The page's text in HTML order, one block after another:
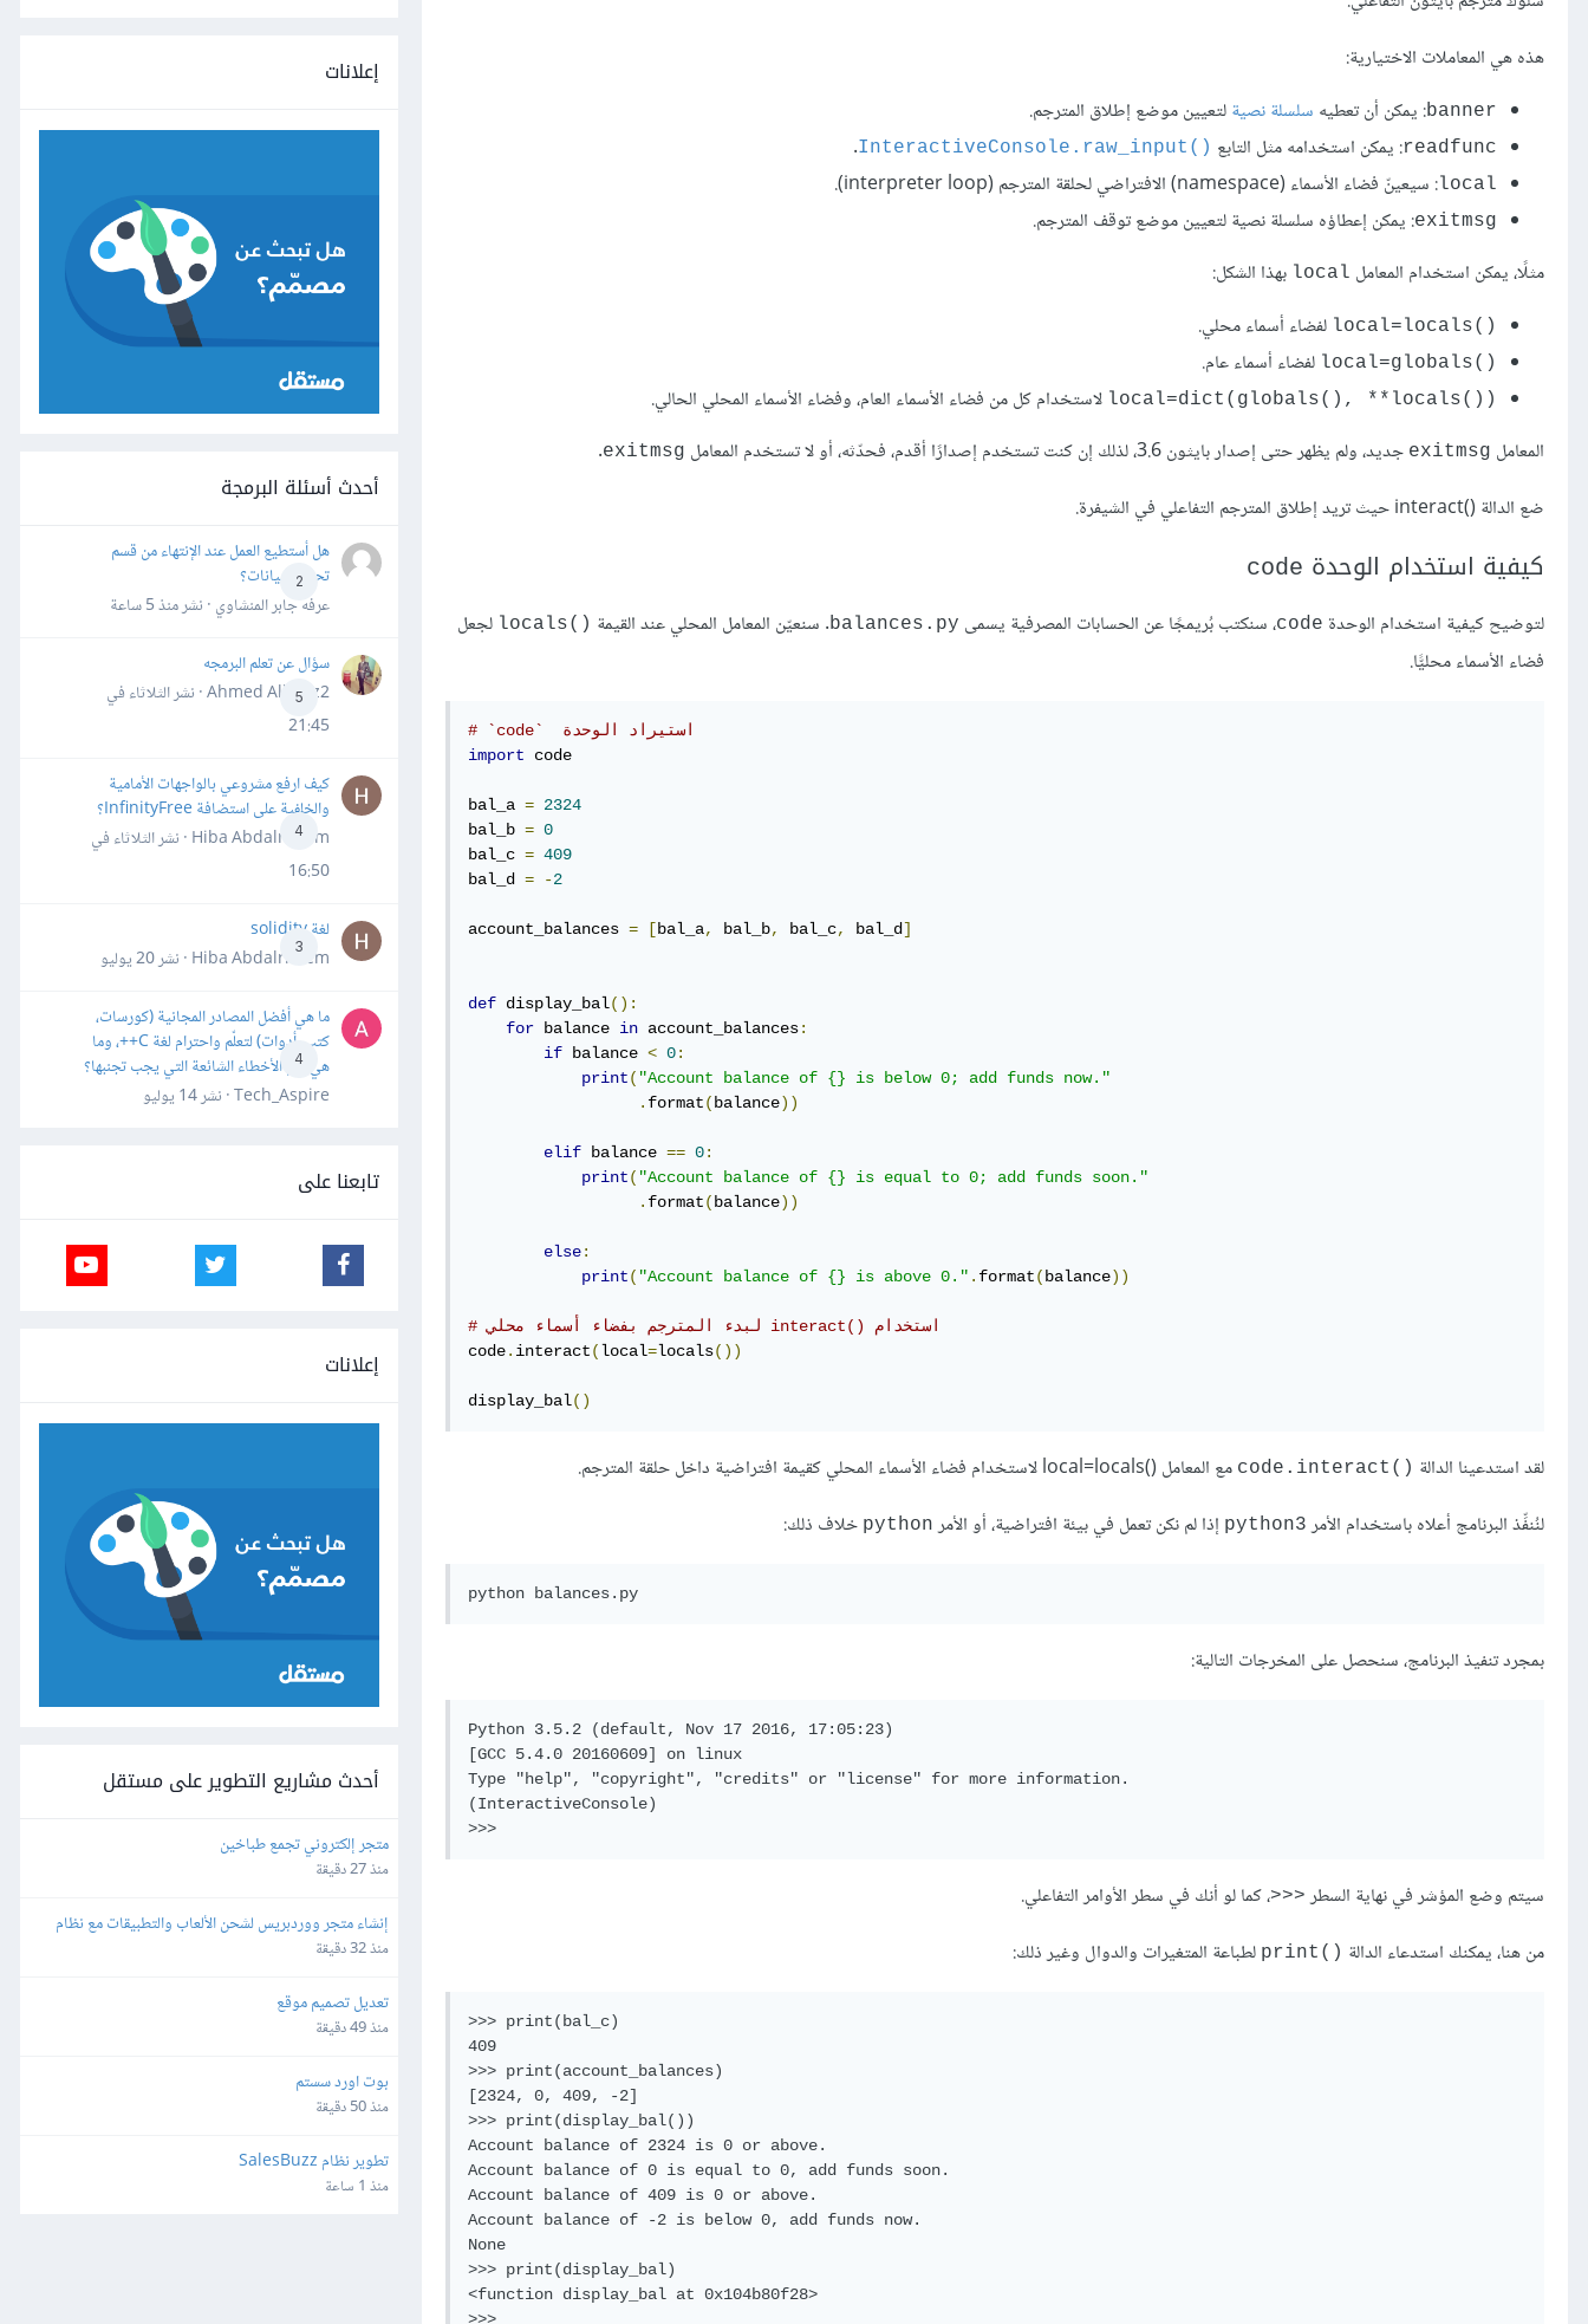
هذه هي المعاملات الاختيارية:
banner: يمكن أن تعطيه سلسلة نصيةلتعيين موضع إطلاق المترجم.
readfunc: يمكن استخدامه مثل التابع InteractiveConsole.raw_input‎()‎
.
local: سيعينّ فضاء الأسماء (namespace) الافتراضي لحلقة المترجم (interpreter loop).
exitmsg: يمكن إعطاؤه سلسلة نصية لتعيين موضع توقف المترجم.
مثلًا، يمكن استخدام المعامل local بهذا الشكل:
local=locals()‎ لفضاء أسماء محلي.
local=globals()‎ لفضاء أسماء عام.
local=dict(globals(), **locals())‎ لاستخدام كل من فضاء الأسماء العام، وفضاء الأسماء المحلي الحالي.
المعامل exitmsg جديد، ولم يظهر حتى إصدار بايثون 3.6، لذلك إن كنت تستخدم إصدارًا أقدم، فحدّثه، أو لا تستخدم المعامل exitmsg
.
ضع الدالة interact()‎‎ حيث تريد إطلاق المترجم التفاعلي في الشيفرة.
كيفية استخدام الوحدة code
لتوضيح كيفية استخدام الوحدة code، سنكتب بُريمجًا عن الحسابات المصرفية يسمى balances.py. سنعيّن المعامل المحلي عند القيمة locals()‎‎‎ لجعل
فضاء الأسماء محليًّا.
import code
bal_a = 2324
bal_b = 0
bal_c = 409
bal_d = -2
account_balances = [bal_a, bal_b, bal_c, bal_d]
def display_bal():
for balance in account_balances:
if balance < 0:
print( "Account balance of {} is below 0; add funds now."
. format( balance))
elif balance == 0:
print( "Account balance of {} is equal to 0; add funds soon."
. format( balance))
else:
print( "Account balance of {} is above 0." . format( balance))
# لبدء المترجم بفضاء أسماء محلي interact()‎‎‎ استخدام
code. interact(local=locals())
display_bal()
لقد استدعينا الدالة code.interact()‎‎‎ مع المعامل local=locals()
لاستخدام فضاء الأسماء المحلي كقيمة افتراضية داخل حلقة المترجم.
لنُنفِّذ البرنامج أعلاه باستخدام الأمر python3 إذا لم نكن تعمل في بيئة افتراضية، أو الأمر python خلاف ذلك:
بمجرد تنفيذ البرنامج، سنحصل على المخرجات التالية:
Python 3.5.2 (default, Nov 17 2016, 17:05:23)
[GCC 5.4.0 20160609] on linux
Type "help", "copyright", "credits" or "license" for more information.
(InteractiveConsole)
سيتم وضع المؤشر في نهاية السطر ‎>>>‎، كما لو أنك في سطر الأوامر التفاعلي.
من هنا، يمكنك استدعاء الدالة print()‎ لطباعة المتغيرات والدوال وغير ذلك:
>>> print(bal_c)
409
>>> print(account_balances)
[2324, 0, 409, -2]
>>> print(display_bal())
Account balance of 2324 is 0 or above.
Account balance of 0 is equal to 0, add funds soon.
Account balance of 409 is 0 or above.
Account balance of -2 is below 0, add funds now.
None
>>> print(display_bal)
<function display_bal at 0x104b80f28>
إعلانات
أحدث أسئلة البرمجة
2
هل أستطيع العمل عند الإنتهاء من قسم
تحليل البيانات؟
عرفه جابر المنشاوي · نشرمنذ 5 ساعة
5
سؤال عن تعلم البرمجه
Ahmed Alhafiz2 · نشر
الثلاثاء في
21:45
4
كيف ارفع مشروعي بالواجهات الأمامية
والخلفية على استضافة InfinityFree؟
Hiba Abdalrheem · نشر
الثلاثاء في
16:50
3
لغة solidity
Hiba Abdalrheem · نشر
20 يوليو
4
ما هي أفضل المصادر المجانية (كورسات،
كتب، أدوات) لتعلّم واحترام لغة C++، وما
هي أهم الأخطاء الشائعة التي يجب تجنبها؟
Tech_Aspire · نشر
14 يوليو
تابعنا على
إعلانات
أحدث مشاريع التطوير على مستقل
متجر إلكتروني تجمع طباخين
منذ 27 دقيقة
محفظة وتعدد طرق الدفع
منذ 32 دقيقة
تعديل تصميم موقع
منذ 49 دقيقة
بوت اورد سستم
منذ 50 دقيقة
تطوير نظام SalesBuzz
منذ 1 ساعة